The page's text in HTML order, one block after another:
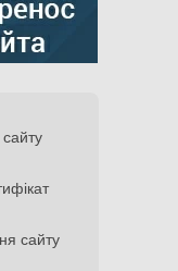
сайту